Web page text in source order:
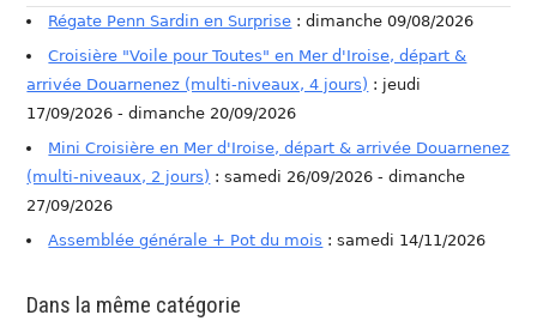
Régate Penn Sardin en Surprise : dimanche 09/08/2026
Croisière "Voile pour Toutes" en Mer d'Iroise, départ &
arrivée Douarnenez (multi-niveaux, 4 jours) : jeudi
17/09/2026 - dimanche 20/09/2026
Mini Croisière en Mer d'Iroise, départ & arrivée Douarnenez
(multi-niveaux, 2 jours) : samedi 26/09/2026 - dimanche
27/09/2026
Assemblée générale + Pot du mois : samedi 14/11/2026
Dans la même catégorie